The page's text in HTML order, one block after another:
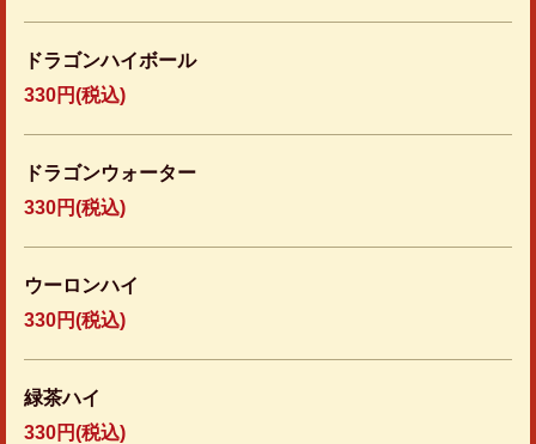
ドラゴンハイボール
330円(税込)
ドラゴンウォーター
330円(税込)
ウーロンハイ
330円(税込)
緑茶ハイ
330円(税込)